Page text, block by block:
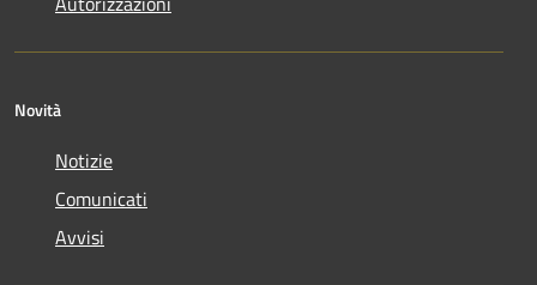
Novità
Notizie
Comunicati
Avvisi